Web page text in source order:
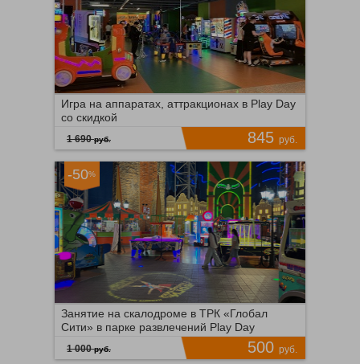
ПОДРОБНЕЕ 140
Щёлковская
Время продаж ограничено!
271
ПОДРОБНЕЕ 155
Игра на аппаратах, аттракционах в Play Day
со скидкой
1 690руб. 845 руб.
-50%
Занятие на скалодроме в ТРК «Глобал
Сити» в парке развлечений Play Day
1 000руб. 500 руб.